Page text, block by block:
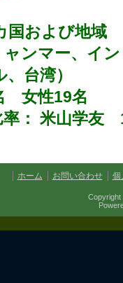
国および地域
ャンマー、イ
台湾）
女性19名
率： 米山学友
ホーム お問い合わせ 個